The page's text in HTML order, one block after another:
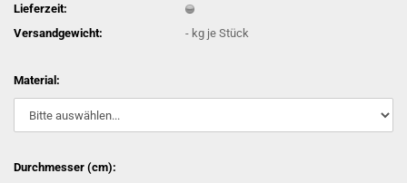
Lieferzeit:
Versandgewicht:
- kg je Stück
Material:
Durchmesser (cm):